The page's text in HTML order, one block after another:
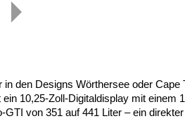
den Designs Wörthersee oder Cape
10,25-Zoll-Digitaldisplay mit einem
von 351 auf 441 Liter – ein